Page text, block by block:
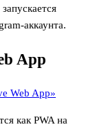
запускается
аккаунта.
App
Web App»
как PWA на